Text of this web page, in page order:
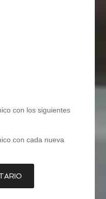
con los siguientes
con cada nueva